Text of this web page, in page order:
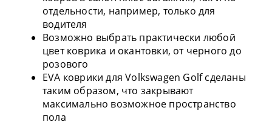
отдельности, например, только для
водителя
Возможно выбрать практически любой
цвет коврика и окантовки, от черного до
розового
EVA коврики для Volkswagen Golf сделаны
таким образом, что закрывают
максимально возможное пространство
пола